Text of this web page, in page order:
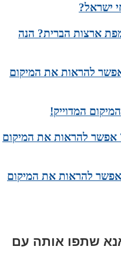
ישראל?
ארצות הברית? הנה
להראות את המיקום
המדוייק!
אפשר להראות את המיקום
להראות את המיקום
שתפו אותה עם